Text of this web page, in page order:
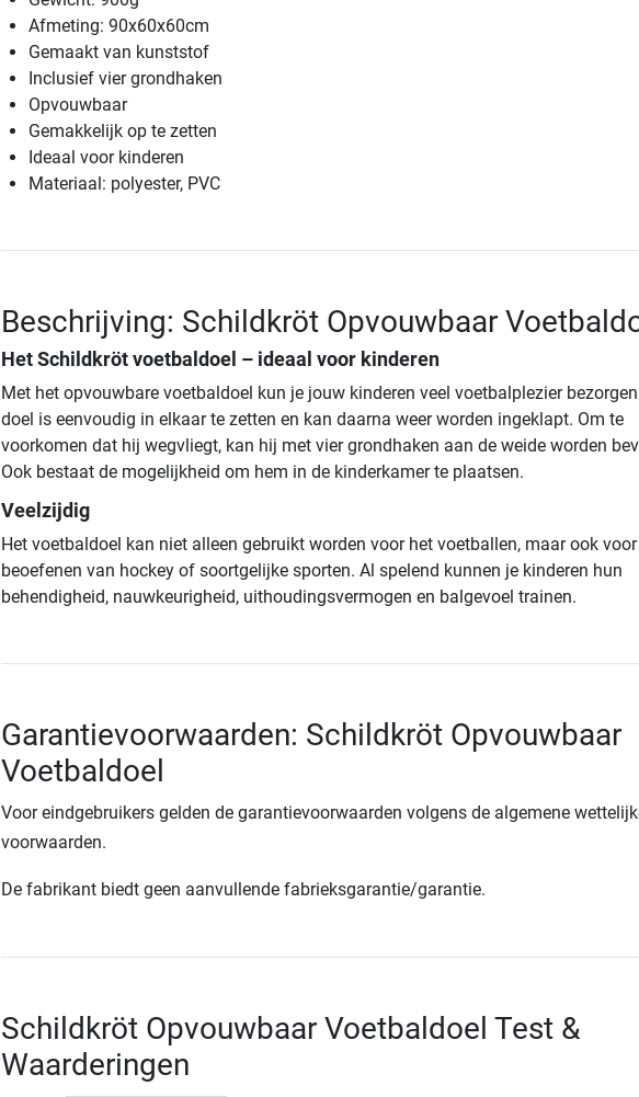
Afmeting: 90x60x60cm
Gemaakt van kunststof
Inclusief vier grondhaken
Opvouwbaar
Gemakkelijk op te zetten
Ideaal voor kinderen
Materiaal: polyester, PVC
Beschrijving: Schildkröt Opvouwbaar
Het Schildkröt voetbaldoel – ideaal voor kinderen
Met het opvouwbare voetbaldoel kun je jouw kinderen veel voetbalplezier
doel is eenvoudig in elkaar te zetten en kan daarna weer worden ingeklapt. Om te
voorkomen dat hij wegvliegt, kan hij met vier grondhaken aan de weide worden
Ook bestaat de mogelijkheid om hem in de kinderkamer te plaatsen.
Veelzijdig
Het voetbaldoel kan niet alleen gebruikt worden voor het voetballen, maar ook
beoefenen van hockey of soortgelijke sporten. Al spelend kunnen je kinderen hun
behendigheid, nauwkeurigheid, uithoudingsvermogen en balgevoel trainen.
Garantievoorwaarden: Schildkröt Opvouwbaar
Voetbaldoel
Voor eindgebruikers gelden de garantievoorwaarden volgens de algemene
voorwaarden.
De fabrikant biedt geen aanvullende fabrieksgarantie/garantie.
Schildkröt Opvouwbaar Voetbaldoel Test &
Waarderingen